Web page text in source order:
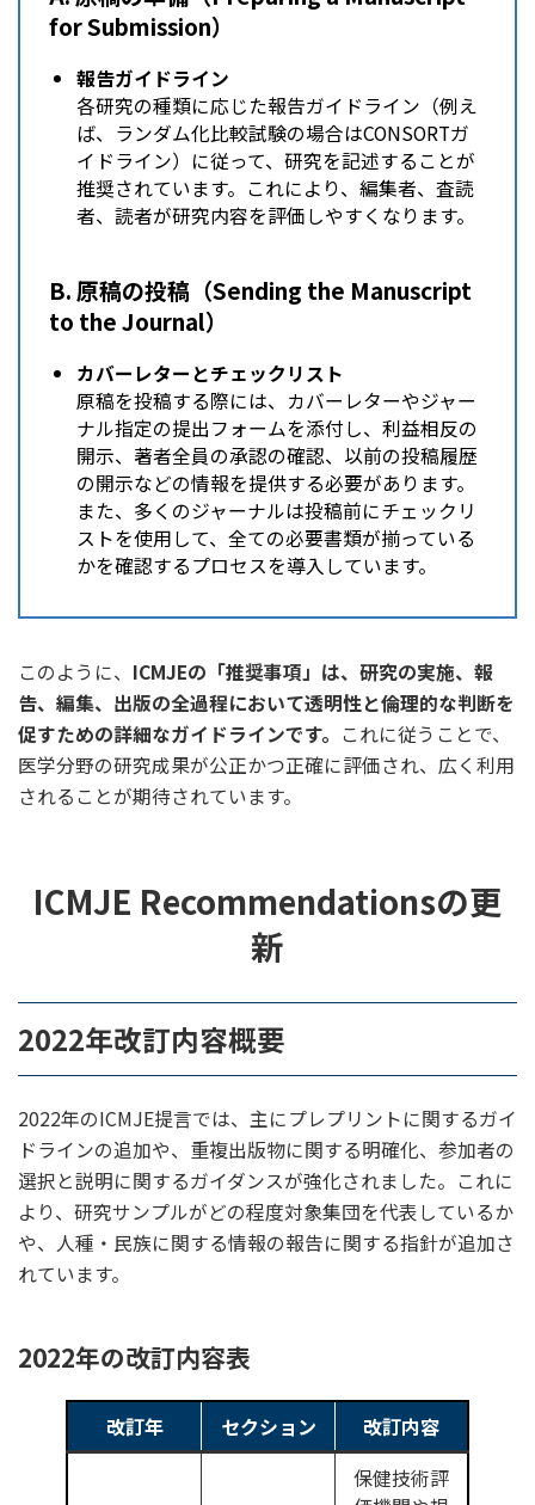
for Submission）
報告ガイドライン
各研究の種類に応じた報告ガイドライン（例え
ば、ランダム化比較試験の場合はCONSORTガ
イドライン）に従って、研究を記述することが
推奨されています。これにより、編集者、査読
者、読者が研究内容を評価しやすくなります。
B. 原稿の投稿（Sending the Manuscript
to the Journal）
カバーレターとチェックリスト
原稿を投稿する際には、カバーレターやジャー
ナル指定の提出フォームを添付し、利益相反の
開示、著者全員の承認の確認、以前の投稿履歴
の開示などの情報を提供する必要があります。
また、多くのジャーナルは投稿前にチェックリ
ストを使用して、全ての必要書類が揃っている
かを確認するプロセスを導入しています。
このように、 ICMJEの「推奨事項」は、研究の実施、報
告、編集、出版の全過程において透明性と倫理的な判断を
促すための詳細なガイドラインです。 これに従うことで、
医学分野の研究成果が公正かつ正確に評価され、広く利用
されることが期待されています。
ICMJE Recommendationsの更
新
2022年改訂内容概要
2022年のICMJE提言では、主にプレプリントに関するガイ
ドラインの追加や、重複出版物に関する明確化、参加者の
選択と説明に関するガイダンスが強化されました。これに
より、研究サンプルがどの程度対象集団を代表しているか
や、人種・民族に関する情報の報告に関する指針が追加さ
れています。
2022年の改訂内容表
改訂年 セクション 改訂内容
保健技術評